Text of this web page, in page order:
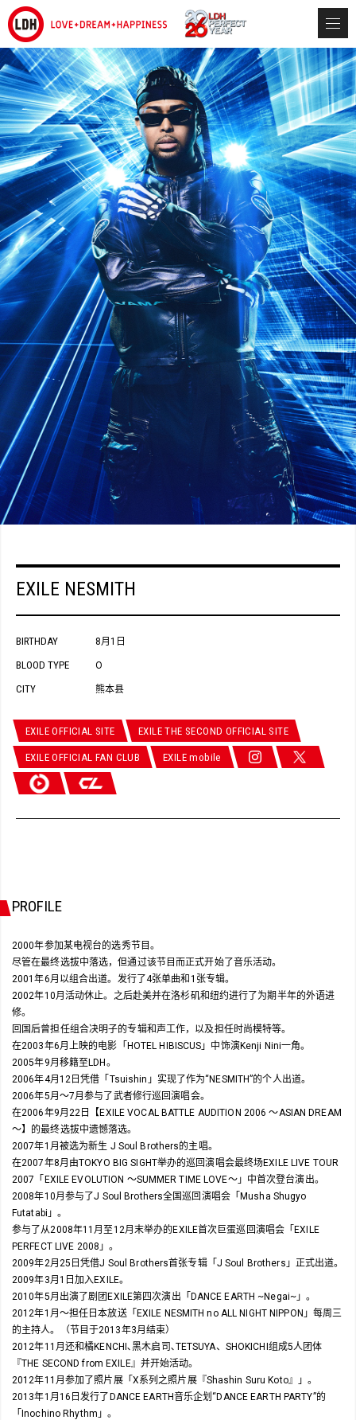
EXILE NESMITH
BIRTHDAY 8月1日
BLOOD TYPE O
CITY 熊本县
EXILE OFFICIAL SITE EXILE THE SECOND OFFICIAL SITE
EXILE OFFICIAL FAN CLUB EXILE mobile
PROFILE
2000年参加某电视台的选秀节目。
尽管在最终选拔中落选，但通过该节目而正式开始了音乐活动。
2001年6月以组合出道。发行了4张单曲和1张专辑。
2002年10月活动休止。之后赴美并在洛杉矶和纽约进行了为期半年的外语进
修。
回国后曾担任组合决明子的专辑和声工作，以及担任时尚模特等。
在2003年6月上映的电影「HOTEL HIBISCUS」中饰演Kenji Nini一角。
2005年9月移籍至LDH。
2006年4月12日凭借「Tsuishin」实现了作为“NESMITH”的个人出道。
2006年5月～7月参与了武者修行巡回演唱会。
在2006年9月22日【EXILE VOCAL BATTLE AUDITION 2006 ～ASIAN DREAM
～】的最终选拔中遗憾落选。
2007年1月被选为新生 J Soul Brothers的主唱。
在2007年8月由TOKYO BIG SIGHT举办的巡回演唱会最终场EXILE LIVE TOUR
2007「EXILE EVOLUTION ～SUMMER TIME LOVE～」中首次登台演出。
2008年10月参与了J Soul Brothers全国巡回演唱会「Musha Shugyo
Futatabi」。
参与了从2008年11月至12月末举办的EXILE首次巨蛋巡回演唱会「EXILE
PERFECT LIVE 2008」。
2009年2月25日凭借J Soul Brothers首张专辑「J Soul Brothers」正式出道。
2009年3月1日加入EXILE。
2010年5月出演了剧团EXILE第四次演出「DANCE EARTH ~Negai~」。
2012年1月～担任日本放送「EXILE NESMITH no ALL NIGHT NIPPON」每周三
的主持人。（节目于2013年3月结束）
2012年11月还和橘KENCHI､黑木启司､TETSUYA、SHOKICHI组成5人团体
『THE SECOND from EXILE』并开始活动。
2012年11月参加了照片展「X系列之照片展『Shashin Suru Koto』」。
2013年1月16日发行了DANCE EARTH音乐企划“DANCE EARTH PARTY”的
「Inochino Rhythm」。